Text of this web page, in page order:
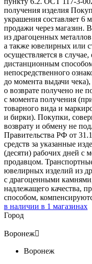
получения изделия
украшения составляет 6
продажи через магазин.
из драгоценных
а также ювелирных или
осуществляется в
дистанционным
непосредственного
до момента выдачи
о возврате получено не
с момента получения
товарного вида и
и бирки). Покупки,
возврату и обмену не
Правительства РФ от
средств за указанные
(десяти) рабочих дней с
продавцом.
ювелирных изделий из
с драгоценными
надлежащего качества,
способом,
в наличии в 1 магазинах
Город
Воронеж
Воронеж